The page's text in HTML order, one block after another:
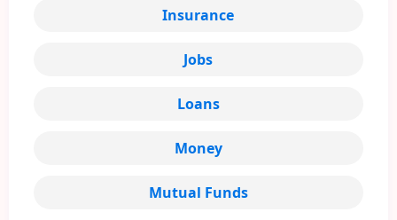
Insurance
Jobs
Loans
Money
Mutual Funds